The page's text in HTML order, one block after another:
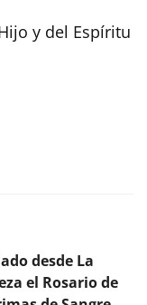
y del Espíritu
desde La
el Rosario de